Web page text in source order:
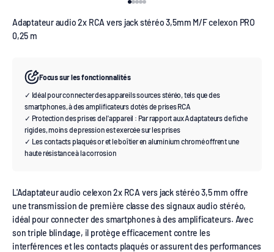
Adaptateur audio 2x RCA vers jack stéréo 3,5mm M/F celexon PRO
0,25 m
Focus sur les fonctionnalités
✓ Idéal pour connecter des appareils sources stéréo, tels que des
smartphones, à des amplificateurs dotés de prises RCA
✓ Protection des prises de l'appareil : Par rapport aux Adaptateurs de fiche
rigides, moins de pression est exercée sur les prises
✓ Les contacts plaqués or et le boîtier en aluminium chromé offrent une
haute résistance à la corrosion
L'Adaptateur audio celexon 2x RCA vers jack stéréo 3,5 mm offre
une transmission de première classe des signaux audio stéréo,
idéal pour connecter des smartphones à des amplificateurs. Avec
son triple blindage, il protège efficacement contre les
interférences et les contacts plaqués or assurent des performances